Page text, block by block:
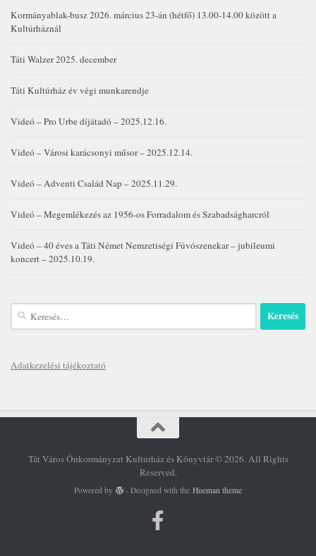
Kormányablak-busz 2026. március 23-án (hétfő) 13.00-14.00 között a
Kultúrháznál
Táti Walzer 2025. december
Táti Kultúrház év végi munkarendje
Videó – Pro Urbe díjátadó – 2025.12.16.
Videó – Városi karácsonyi műsor – 2025.12.14.
Videó – Adventi Család Nap – 2025.11.29.
Videó – Megemlékezés az 1956-os Forradalom és Szabadságharcról
Videó – 40 éves a Táti Német Nemzetiségi Fúvószenekar – jubileumi
koncert – 2025.10.19.
Keresés:
Adatkezelési tájékoztató
Tát Város Önkormányzat Kultúrház és Könyvtár © 2026. All Rights
Reserved.
Powered by - Designed with theHueman theme